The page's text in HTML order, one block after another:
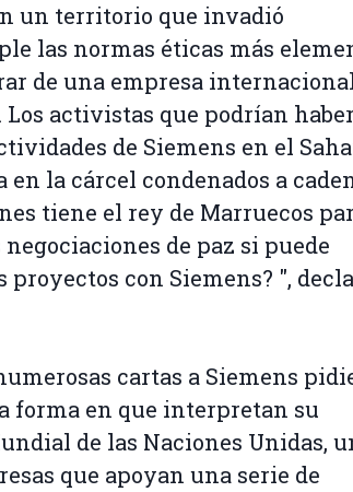
un territorio que invadió
las normas éticas más
de una empresa
Los activistas que podrían haber
de Siemens en el
en la cárcel condenados a
tiene el rey de Marruecos
de paz si puede
proyectos con Siemens? ",
cartas a Siemens
forma en que interpretan su
de las Naciones Unidas,
que apoyan una serie de